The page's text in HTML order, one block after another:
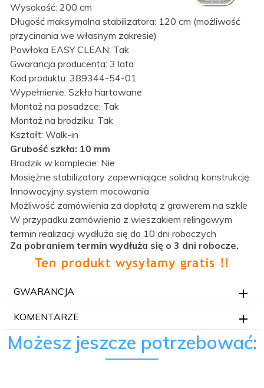
Wysokość: 200 cm
Długość maksymalna stabilizatora: 120 cm (możliwość
przycinania we własnym zakresie)
Powłoka EASY CLEAN: Tak
Gwarancja producenta: 3 lata
Kod produktu: 389344-54-01
Wypełnienie: Szkło hartowane
Montaż na posadzce: Tak
Montaż na brodziku: Tak
Kształt: Walk-in
Grubość szkła: 10 mm
Brodzik w komplecie: Nie
Mosiężne stabilizatory zapewniające solidną konstrukcję
Innowacyjny system mocowania
Możliwość zamówienia za dopłatą z grawerem na szkle
W przypadku zamówienia z wieszakiem relingowym
termin realizacji wydłuża się do 10 dni roboczych
Za pobraniem termin wydłuża się o 3 dni robocze.
GWARANCJA
KOMENTARZE
Możesz jeszcze potrzebować: